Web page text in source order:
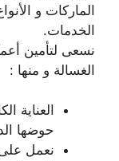
الماركات و
الخدمات.
نسعى لتأمين
الغسالة و منها :
العناية
حوضها
نعمل